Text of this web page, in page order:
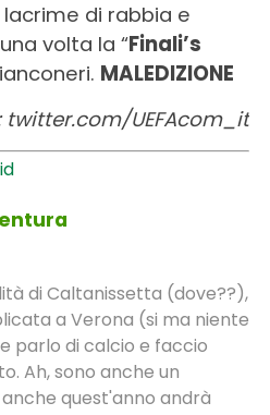
di rabbia e
volta la “Finali’s
MALEDIZIONE
twitter.com/UEFAcom_it
di Caltanissetta (dove??),
a Verona (si ma niente
parlo di calcio e faccio
Ah, sono anche un
quest'anno andrà